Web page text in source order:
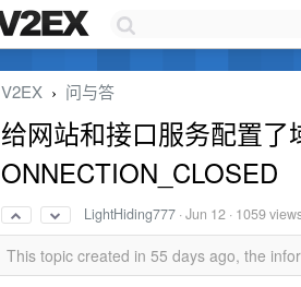
V2EX › 问与答
给网站和接口服务配置
ONNECTION_CLOSED
LightHiding777 ·Jun 12 · 1059
This topic created in 55 days ago, the